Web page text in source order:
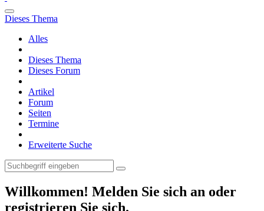
Dieses Thema
Alles
Dieses Thema
Dieses Forum
Artikel
Forum
Seiten
Termine
Erweiterte Suche
Willkommen! Melden Sie sich an oder
registrieren Sie sich.